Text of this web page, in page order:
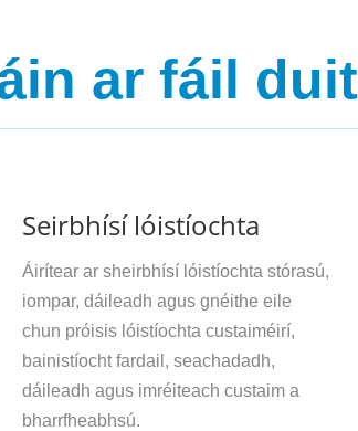
ar fáil duit
Seirbhísí lóistíochta
Áirítear ar sheirbhísí lóistíochta stórasú,
iompar, dáileadh agus gnéithe eile
chun próisis lóistíochta custaiméirí,
bainistíocht fardail, seachadadh,
dáileadh agus imréiteach custaim a
bharrfheabhsú.